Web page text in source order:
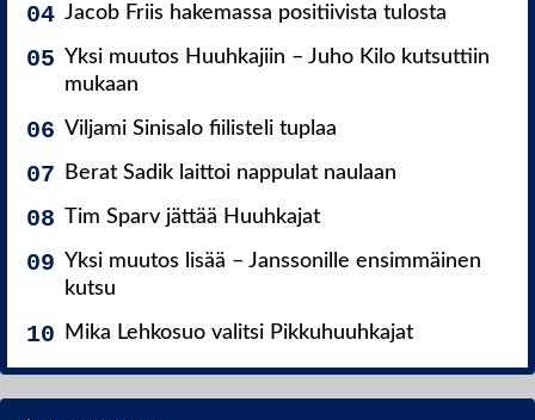
Jacob Friis hakemassa positiivista tulosta
Yksi muutos Huuhkajiin – Juho Kilo kutsuttiin
mukaan
Viljami Sinisalo fiilisteli tuplaa
Berat Sadik laittoi nappulat naulaan
Tim Sparv jättää Huuhkajat
Yksi muutos lisää – Janssonille ensimmäinen
kutsu
Mika Lehkosuo valitsi Pikkuhuuhkajat